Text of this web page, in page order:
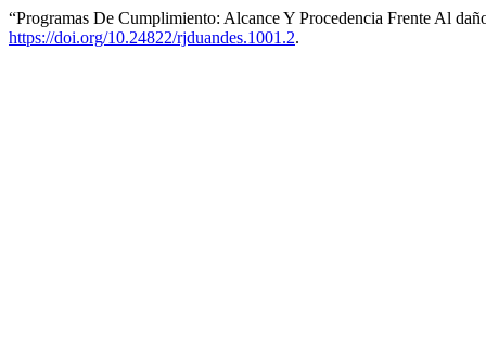
“Programas De Cumplimiento: Alcance Y Procedencia Frente Al
https://doi.org/10.24822/rjduandes.1001.2.